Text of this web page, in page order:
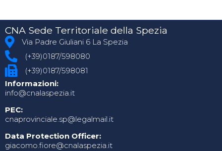
CNA Sede Territoriale della Spezia
Via Padre Giuliani 6 La Spezia
(+39)0187/598080
(+39)0187/598081
Informazioni:
info@cnalaspezia.it
PEC:
cnaprovinciale.sp@legalmail.it
Data Protection Officer:
giacomo.fiore@cnalaspezia.it